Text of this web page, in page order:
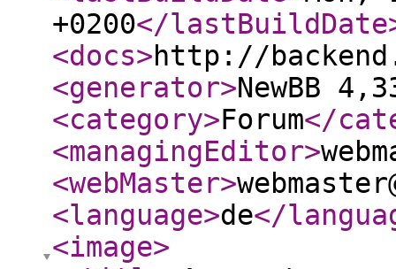
+0200</lastBuildDate
<docs>http://
<generator>NewBB
<category>Forum</
<managingEditor>
<webMaster>
<language>de</
<image>